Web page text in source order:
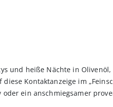
und heiße Nächte in Olivenöl,
Kontaktanzeige im
ein anschmiegsamer